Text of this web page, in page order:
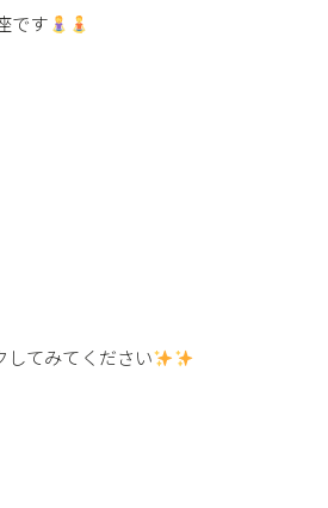
です
てみてください